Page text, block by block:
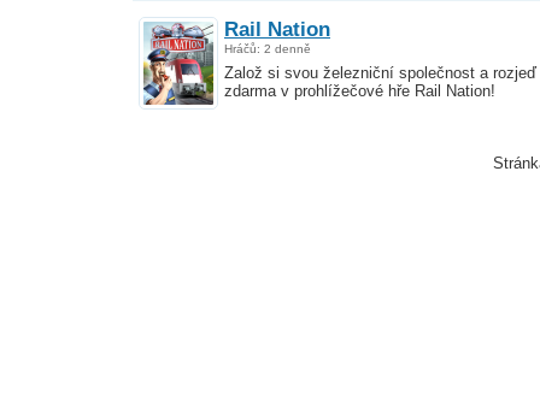
Rail Nation
Hráčů: 2 denně
Založ si svou železniční společnost a rozjeď
zdarma v prohlížečové hře Rail Nation!